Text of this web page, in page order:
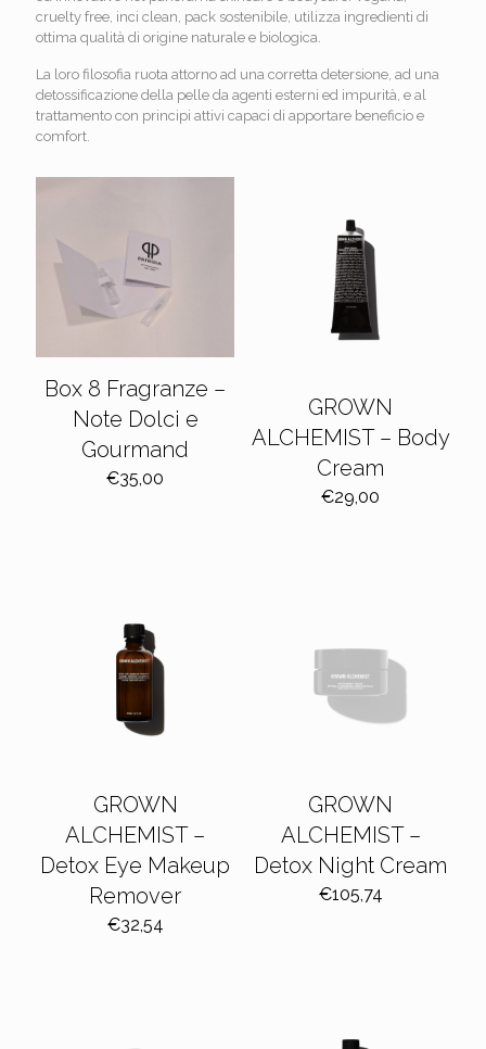
cruelty free, inci clean, pack sostenibile, utilizza ingredienti di
ottima qualità di origine naturale e biologica.
La loro filosofia ruota attorno ad una corretta detersione, ad una
detossificazione della pelle da agenti esterni ed impurità, e al
trattamento con principi attivi capaci di apportare beneficio e
comfort.
Box 8 Fragranze –
Note Dolci e
Gourmand
€35,00
GROWN
ALCHEMIST – Body
Cream
€29,00
GROWN
ALCHEMIST –
Detox Eye Makeup
Remover
€32,54
GROWN
ALCHEMIST –
Detox Night Cream
€105,74